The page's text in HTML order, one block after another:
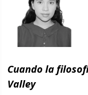
Cuando la
Valley